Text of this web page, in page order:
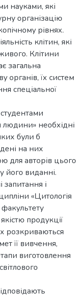
науками, які
організацію
рівнях.
клітин, які
Клітини
загальна
органів, їх систем
спеціальної
людини» необхідні
були б
на них
для авторів цього
його виданні.
і
«Цитологія
факультету
продукції
розкриваються
її вивчення,
виготовлення